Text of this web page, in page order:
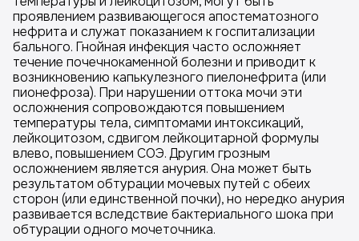
проявлением развивающегося апостематозного
нефрита и служат показанием к госпитализации
бального. Гнойная инфекция часто осложняет
течение почечнокаменной болезни и приводит к
возникновению капькулезного пиелонефрита (или
пионефроза). При нарушении оттока мочи эти
осложнения сопровождаются повышением
температуры тела, симптомами интоксикаций,
лейкоцитозом, сдвигом лейкоцитарной формулы
влево, повышением СОЭ. Другим грозным
осложнением является анурия. Она может быть
результатом обтурации мочевых путей с обеих
сторон (или единственной почки), но нередко анурия
развивается вследствие бактериального шока при
обтурации одного мочеточника.